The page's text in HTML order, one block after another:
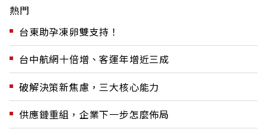
熱門
台東助孕凍卵雙支持！
台中航網十倍增、客運年增近三成
破解決策新焦慮，三大核心能力
供應鏈重組，企業下一步怎麼佈局